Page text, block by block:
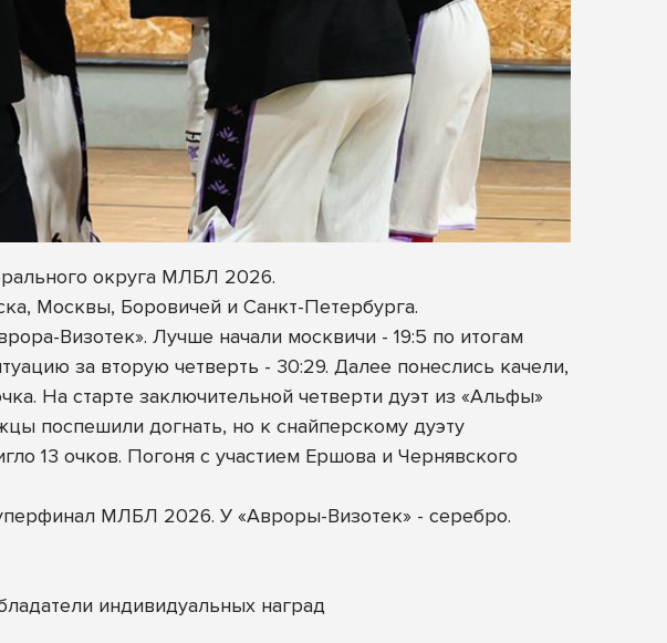
округа МЛБЛ 2026.
Москвы, Боровичей и Санкт-Петербурга.
Визотек». Лучше начали москвичи - 19:5 по итогам
за вторую четверть - 30:29. Далее понеслись качели,
На старте заключительной четверти дуэт из «Альфы»
поспешили догнать, но к снайперскому дуэту
13 очков. Погоня с участием Ершова и Чернявского
МЛБЛ 2026. У «Авроры-Визотек» - серебро.
индивидуальных наград